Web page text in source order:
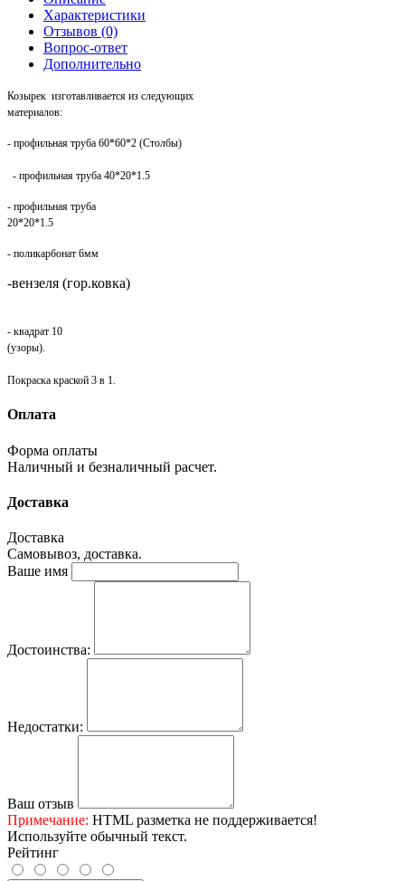
Характеристики
Отзывов (0)
Вопрос-ответ
Дополнительно
Козырек изготавливается из следующих
материалов:
- профильная труба 60*60*2 (Столбы)
- профильная труба 40*20*1.5
- профильная труба
20*20*1.5
- поликарбонат 6мм
-вензеля (гор.ковка)
- квадрат 10
(узоры).
Покраска краской 3 в 1.
Оплата
Форма оплаты
Наличный и безналичный расчет.
Доставка
Доставка
Самовывоз, доставка.
Ваше имя
Достоинства:
Недостатки:
Ваш отзыв
Примечание: HTML разметка не поддерживается!
Используйте обычный текст.
Рейтинг